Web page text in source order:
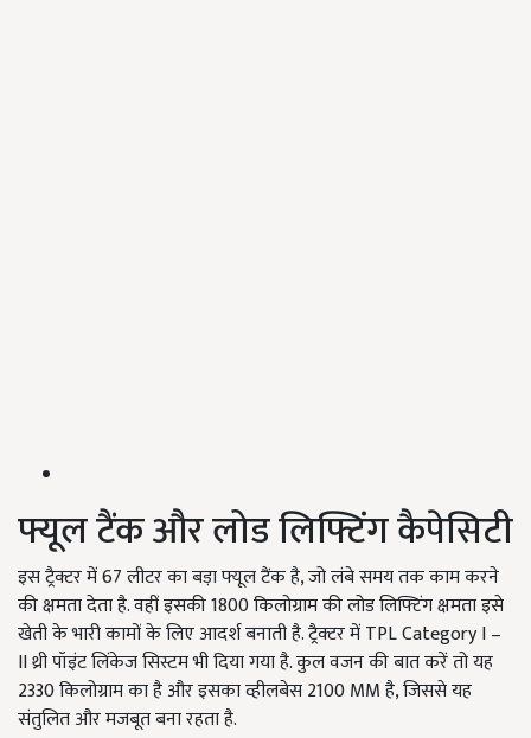
फ्यूल टैंक और लोड लिफ्टिंग कैपेसिटी
इस ट्रैक्टर में 67 लीटर का बड़ा फ्यूल टैंक है, जो लंबे समय तक काम करने
की क्षमता देता है. वहीं इसकी 1800 किलोग्राम की लोड लिफ्टिंग क्षमता इसे
खेती के भारी कामों के लिए आदर्श बनाती है. ट्रैक्टर में TPL Category I –
II थ्री पॉइंट लिंकेज सिस्टम भी दिया गया है. कुल वजन की बात करें तो यह
2330 किलोग्राम का है और इसका व्हीलबेस 2100 MM है, जिससे यह
संतुलित और मजबूत बना रहता है.